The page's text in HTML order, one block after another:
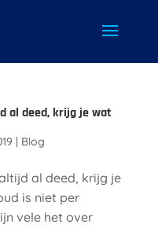
al deed, krijg je wat
| Blog
al deed, krijg je
is niet per
vele het over